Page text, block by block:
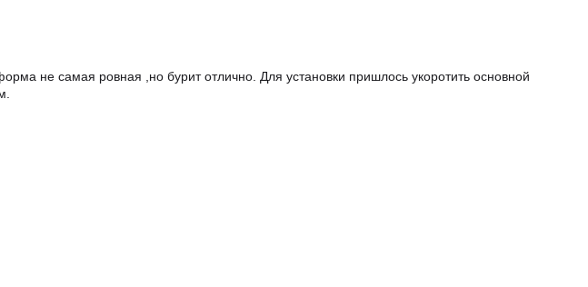
не самая ровная ,но бурит отлично. Для установки пришлось укоротить основной